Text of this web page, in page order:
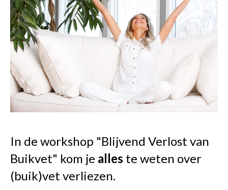
In de workshop "Blijvend Verlost van
Buikvet" kom je alles te weten over
(buik)vet verliezen.